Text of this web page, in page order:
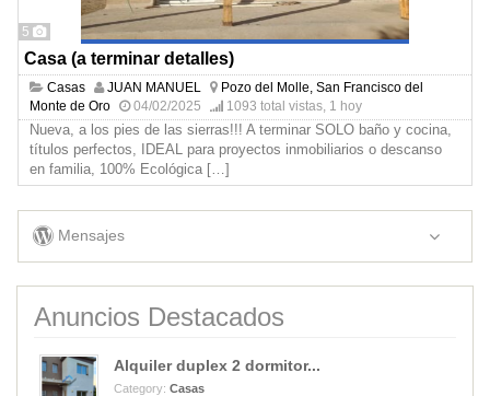
5
Casa (a terminar detalles)
Casas JUAN MANUEL
Pozo del Molle, San Francisco del
Monte de Oro
04/02/2025 1093 total vistas, 1 hoy
Nueva, a los pies de las sierras!!! A terminar SOLO baño y cocina,
títulos perfectos, IDEAL para proyectos inmobiliarios o descanso
en familia, 100% Ecológica […]
Mensajes
Anuncios Destacados
Alquiler duplex 2 dormitor...
Category: Casas